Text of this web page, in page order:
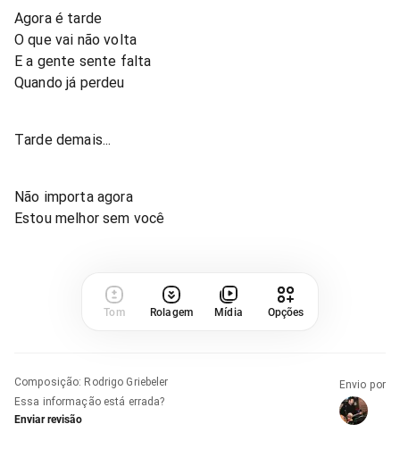
Agora é tarde
O que vai não volta
E a gente sente falta
Quando já perdeu
Tarde demais...
Não importa agora
Estou melhor sem você
Tom Rolagem Mídia Opções
Composição: Rodrigo Griebeler
Essa informação está errada?
Enviar revisão
Envio por